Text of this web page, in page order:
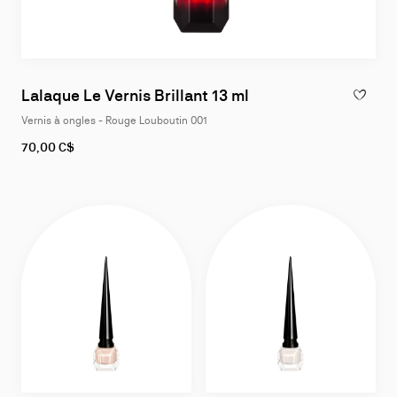
Lalaque Le Vernis Brillant 13 ml
Vernis à ongles - Rouge Louboutin 001
70,00 C$